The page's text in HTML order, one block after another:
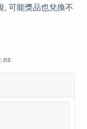
, 可能獎品也兌換不